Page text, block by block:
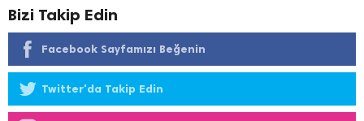
Bizi Takip Edin
Facebook Sayfamızı Beğenin
Twitter'da Takip Edin